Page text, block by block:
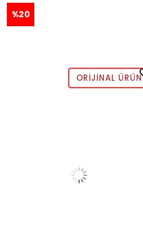
%20
ORIJINAL ÜRÜN